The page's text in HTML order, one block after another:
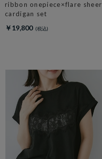
ribbon onepiece×flare sheer
cardigan set
￥19,800